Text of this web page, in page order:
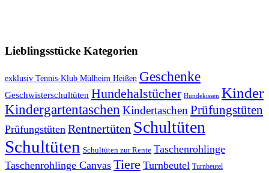
Lieblingsstücke Kategorien
exklusiv Tennis-Klub Mülheim Heißen Geschenke
Geschwisterschultüten Hundehalstücher Hundekissen Kinder
Kindergartentaschen KindertaschenPrüfungstüten
Prüfungstüten Rentnertüten Schultüten
Schultüten Schultüten zur Rente Taschenrohlinge
Taschenrohlinge Canvas Tiere Turnbeutel Turnbeutel